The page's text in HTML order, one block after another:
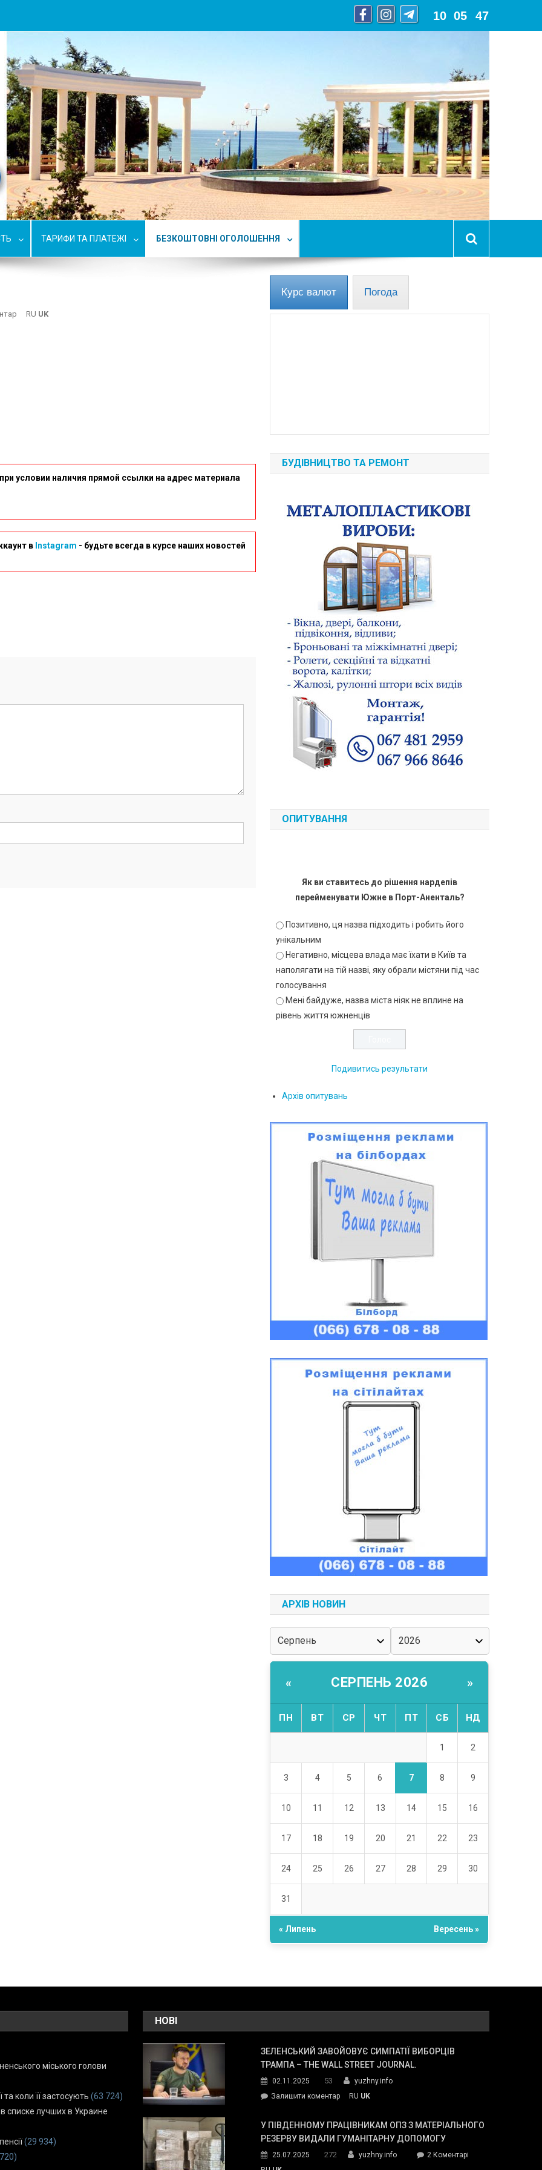
10 05 48
ТАРИФИ ТА ПЛАТЕЖІ БЕЗКОШТОВНІ ОГОЛОШЕННЯ
RU UK
условии наличия прямой ссылки на адрес материала
в Instagram - будьте всегда в курсе наших новостей
Курс валют Погода
БУДІВНИЦТВО ТА РЕМОНТ
ОПИТУВАННЯ
Як ви ставитесь до рішення нардепів
перейменувати Южне в Порт-Аненталь?
Позитивно, ця назва підходить і робить його
унікальним
Негативно, місцева влада має їхати в Київ та
наполягати на тій назві, яку обрали містяни під час
голосування
Мені байдуже, назва міста ніяк не вплине на
рівень життя южненців
Подивитись результати
Архів опитувань
АРХІВ НОВИН
« СЕРПЕНЬ 2026 »
ПН ВТ СР ЧТ ПТ СБ НД
1 2
3 4 5 6 7 8 9
10 11 12 13 14 15 16
17 18 19 20 21 22 23
24 25 26 27 28 29 30
31
« Липень Вересень »
міського голови
коли її застосують (63 724)
списке лучших в Украине
(29 934)
НОВІ
ЗЕЛЕНСЬКИЙ ЗАВОЙОВУЄ СИМПАТІЇ ВИБОРЦІВ
ТРАМПА – THE WALL STREET JOURNAL.
02.11.2025 53
yuzhny.info
Залишити коментарon
завойовує
симпатії
Трампа
RU UK
У ПІВДЕННОМУ ПРАЦІВНИКАМ ОПЗ З МАТЕРІАЛЬНОГО
РЕЗЕРВУ ВИДАЛИ ГУМАНІТАРНУ ДОПОМОГУ
25.07.2025 272 yuzhny.info 2 Коментарідо